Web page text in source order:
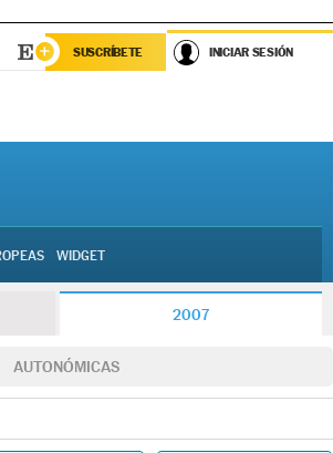
SUSCRÍBETE INICIAR SESIÓN
WIDGET
2007
AUTONÓMICAS